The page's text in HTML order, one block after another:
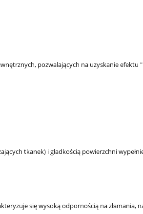
pozwalających na uzyskanie efektu
tkanek) i gładkością powierzchni
się wysoką odpornością na złamania,